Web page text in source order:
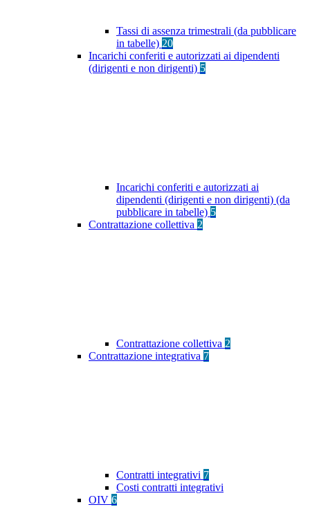
Tassi di assenza trimestrali (da pubblicare
in tabelle) 20
Incarichi conferiti e autorizzati ai dipendenti
(dirigenti e non dirigenti) 5
Incarichi conferiti e autorizzati ai
dipendenti (dirigenti e non dirigenti) (da
pubblicare in tabelle) 5
Contrattazione collettiva 2
Contrattazione collettiva 2
Contrattazione integrativa 7
Contratti integrativi 7
Costi contratti integrativi
OIV 6